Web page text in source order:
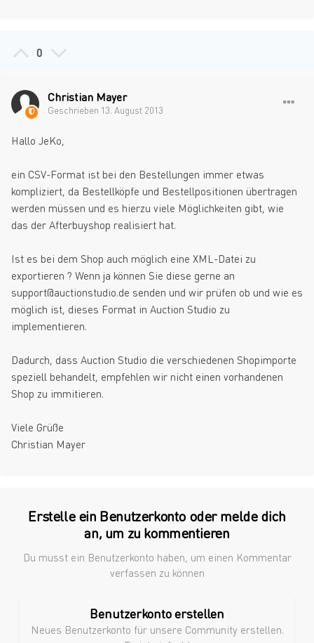
0
Christian Mayer
Geschrieben 13. August 2013
Hallo JeKo,
ein CSV-Format ist bei den Bestellungen immer etwas
kompliziert, da Bestellköpfe und Bestellpositionen übertragen
werden müssen und es hierzu viele Möglichkeiten gibt, wie
das der Afterbuyshop realisiert hat.
Ist es bei dem Shop auch möglich eine XML-Datei zu
exportieren ? Wenn ja können Sie diese gerne an
support@auctionstudio.de senden und wir prüfen ob und wie es
möglich ist, dieses Format in Auction Studio zu
implementieren.
Dadurch, dass Auction Studio die verschiedenen Shopimporte
speziell behandelt, empfehlen wir nicht einen vorhandenen
Shop zu immitieren.
Viele Grüße
Christian Mayer
Erstelle ein Benutzerkonto oder melde dich
an, um zu kommentieren
Du musst ein Benutzerkonto haben, um einen Kommentar
verfassen zu können
Benutzerkonto erstellen
Neues Benutzerkonto für unsere Community erstellen.